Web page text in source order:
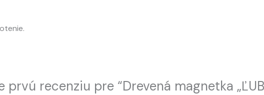
prvú recenziu pre “Drevená magnetka